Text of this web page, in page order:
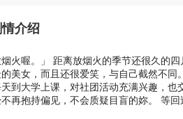
情介绍
烟火喔。」 距离放烟火的季节还很久的
美女，而且还很爱笑，与自己截然不
到大学上课，对社团活动充满兴趣，
再抱持偏见，不会质疑目盲的妳。 等